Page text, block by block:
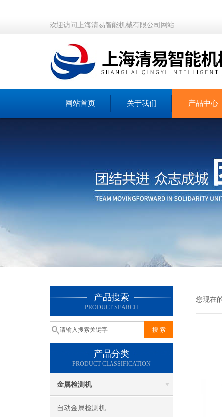
欢迎访问上海清易智能机械有限公司网站
网站首页 关于我们 产品中心
产品搜索
PRODUCT SEARCH
产品分类
PRODUCT CLASSIFICATION
金属检测机
自动金属检测机
您现在